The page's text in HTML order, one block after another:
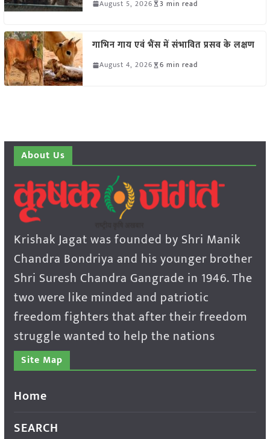
August 5, 2026 3 min read
गाभिन गाय एवं भैंस में संभावित प्रसव के लक्षण
August 4, 2026 6 min read
About Us
Krishak Jagat was founded by Shri Manik
Chandra Bondriya and his younger brother
Shri Suresh Chandra Gangrade in 1946. The
two were like minded and patriotic
freedom fighters that after their freedom
struggle wanted to help the nations
Site Map
Home
SEARCH